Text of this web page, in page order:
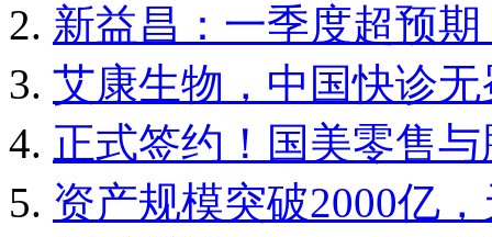
新益昌：一季度超预
艾康生物，中国快诊
正式签约！国美零售
资产规模突破2000亿